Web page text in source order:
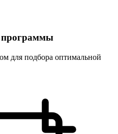
программы
для подбора оптимальной